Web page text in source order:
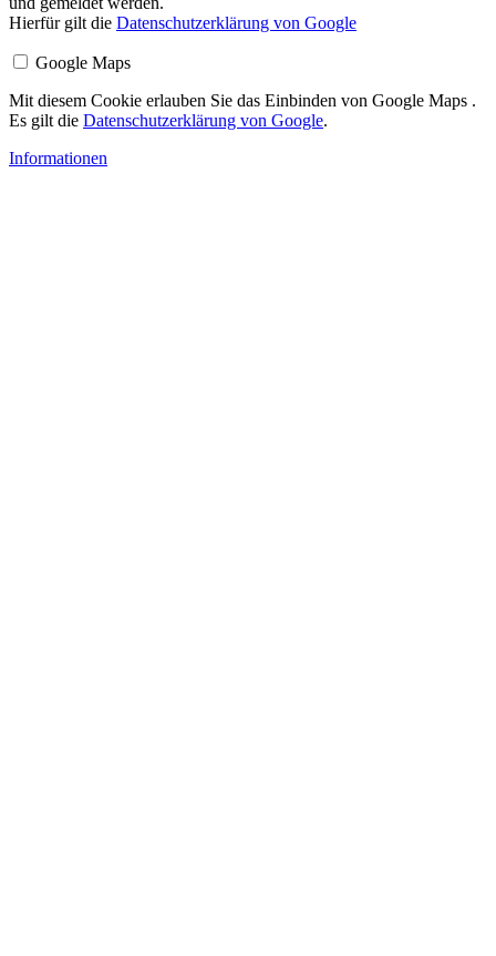
Hierfür gilt die Datenschutzerklärung von Google
Google Maps
Mit diesem Cookie erlauben Sie das Einbinden von Google Maps .
Es gilt die Datenschutzerklärung von Google.
Informationen